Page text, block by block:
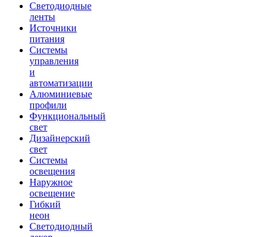
Светодиодные
ленты
Источники
питания
Системы
управления
и
автоматизации
Алюминиевые
профили
Функциональный
свет
Дизайнерский
свет
Системы
освещения
Наружное
освещение
Гибкий
неон
Светодиодный